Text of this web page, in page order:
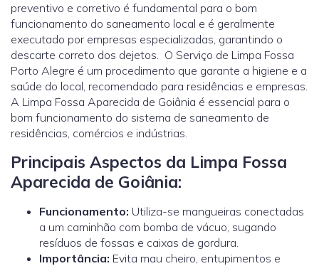
preventivo e corretivo é fundamental para o bom
funcionamento do saneamento local e é geralmente
executado por empresas especializadas, garantindo o
descarte correto dos dejetos. O Serviço de Limpa Fossa
Porto Alegre é um procedimento que garante a higiene e a
saúde do local, recomendado para residências e empresas.
A Limpa Fossa Aparecida de Goiânia é essencial para o
bom funcionamento do sistema de saneamento de
residências, comércios e indústrias.
Principais Aspectos da Limpa Fossa
Aparecida de Goiânia:
Funcionamento: Utiliza-se mangueiras conectadas
a um caminhão com bomba de vácuo, sugando
resíduos de fossas e caixas de gordura.
Importância: Evita mau cheiro, entupimentos e